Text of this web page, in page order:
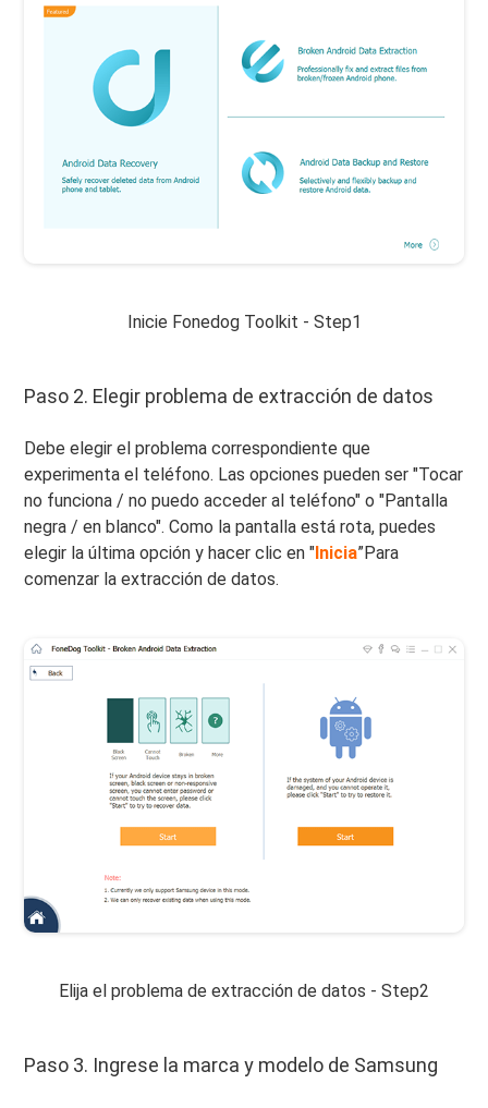
Inicie Fonedog Toolkit - Step1
Paso 2. Elegir problema de extracción de datos
Debe elegir el problema correspondiente que
experimenta el teléfono. Las opciones pueden ser "Tocar
no funciona / no puedo acceder al teléfono" o "Pantalla
negra / en blanco". Como la pantalla está rota, puedes
elegir la última opción y hacer clic en "Inicia”Para
comenzar la extracción de datos.
Elija el problema de extracción de datos - Step2
Paso 3. Ingrese la marca y modelo de Samsung